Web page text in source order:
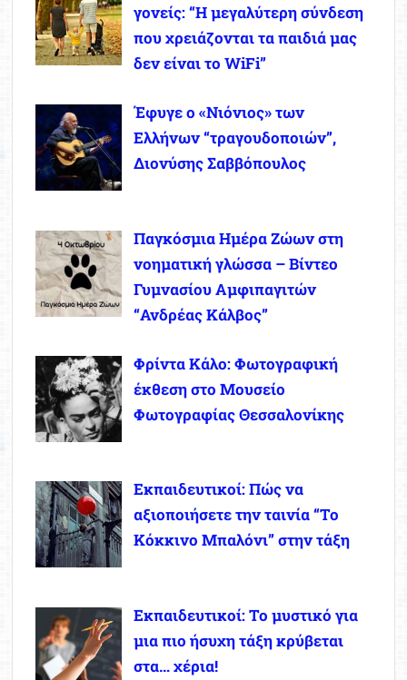
γονείς: “Η μεγαλύτερη σύνδεση
που χρειάζονται τα παιδιά μας
δεν είναι το WiFi”
Έφυγε ο «Νιόνιος» των
Ελλήνων “τραγουδοποιών”,
Διονύσης Σαββόπουλος
Παγκόσμια Ημέρα Ζώων στη
νοηματική γλώσσα – Βίντεο
Γυμνασίου Αμφιπαγιτών
“Ανδρέας Κάλβος”
Φρίντα Κάλο: Φωτογραφική
έκθεση στο Μουσείο
Φωτογραφίας Θεσσαλονίκης
Εκπαιδευτικοί: Πώς να
αξιοποιήσετε την ταινία “Το
Κόκκινο Μπαλόνι” στην τάξη
Εκπαιδευτικοί: Το μυστικό για
μια πιο ήσυχη τάξη κρύβεται
στα… χέρια!